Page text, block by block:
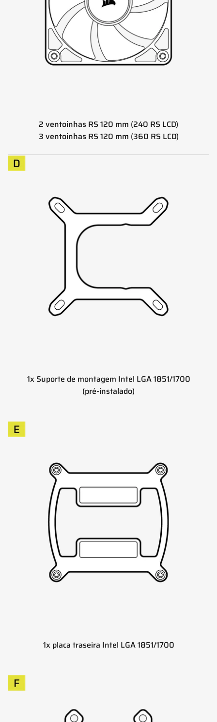
2 ventoinhas RS 120 mm (240 RS LCD)
3 ventoinhas RS 120 mm (360 RS LCD)
1x Suporte de montagem Intel LGA 1851/1700
(pré-instalado)
1x placa traseira Intel LGA 1851/1700